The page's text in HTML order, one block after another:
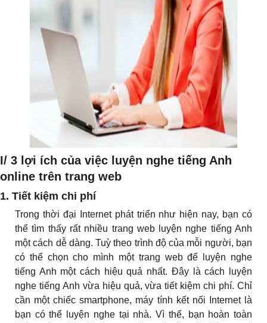
I/ 3 lợi ích của việc luyện nghe tiếng Anh
online trên trang web
1. Tiết kiệm chi phí
Trong thời đại Internet phát triển như hiện nay, bạn có
thể tìm thấy rất nhiều trang web luyện nghe tiếng Anh
một cách dễ dàng. Tuỳ theo trình độ của mỗi người, bạn
có thể chọn cho mình một trang web để luyện nghe
tiếng Anh một cách hiệu quả nhất. Đây là cách luyện
nghe tiếng Anh vừa hiệu quả, vừa tiết kiệm chi phí. Chỉ
cần một chiếc smartphone, máy tính kết nối Internet là
bạn có thể luyện nghe tại nhà. Vì thế, bạn hoàn toàn